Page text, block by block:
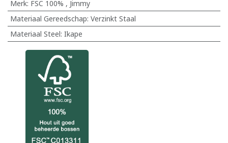
Merk: FSC 100% , Jimmy
Materiaal Gereedschap: Verzinkt Staal
Materiaal Steel: Ikape